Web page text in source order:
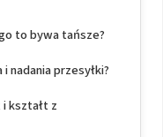
to bywa tańsze?
nadania przesyłki?
kształt z